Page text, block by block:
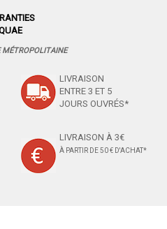
MÉTROPOLITAINE
LIVRAISON
ENTRE 3 ET 5
JOURS OUVRÉS*
LIVRAISON À 3€
À PARTIR DE 50 € D'ACHAT*